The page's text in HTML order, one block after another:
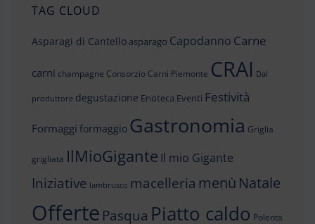
TAG CLOUD
Asparagi di Cantello asparago Capodanno Carne
carni champagne Consorzio Carni Piemonte CRAI Dal
produttore degustazione Enoteca Eventi Festività
Formaggi formaggio Gastronomia Griglia
grigliata IlMioGigante Il mio Gigante
Iniziative lambrusco macelleria menù Natale
Offerte Pasqua Piatto caldo Polenta